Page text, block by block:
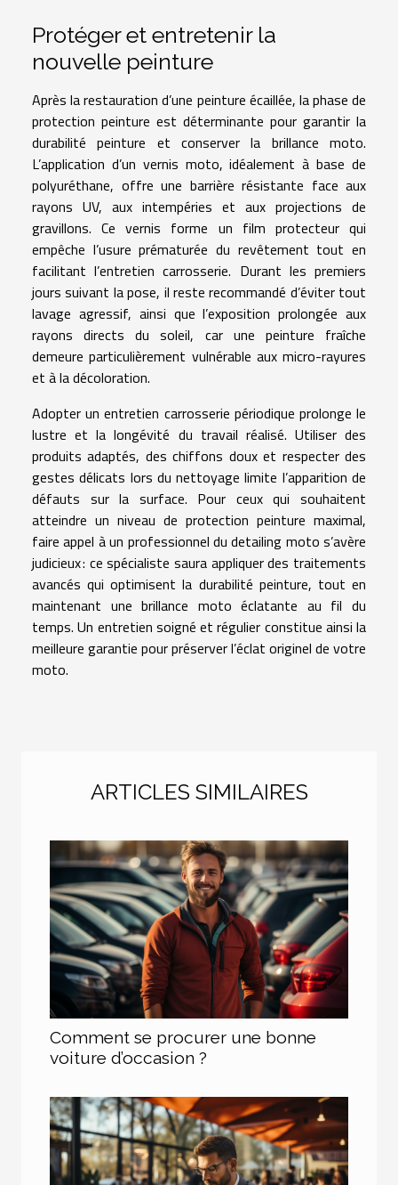
Protéger et entretenir la
nouvelle peinture
Après la restauration d’une peinture écaillée, la phase de
protection peinture est déterminante pour garantir la
durabilité peinture et conserver la brillance moto.
L’application d’un vernis moto, idéalement à base de
polyuréthane, offre une barrière résistante face aux
rayons UV, aux intempéries et aux projections de
gravillons. Ce vernis forme un film protecteur qui
empêche l’usure prématurée du revêtement tout en
facilitant l’entretien carrosserie. Durant les premiers
jours suivant la pose, il reste recommandé d’éviter tout
lavage agressif, ainsi que l’exposition prolongée aux
rayons directs du soleil, car une peinture fraîche
demeure particulièrement vulnérable aux micro-rayures
et à la décoloration.
Adopter un entretien carrosserie périodique prolonge le
lustre et la longévité du travail réalisé. Utiliser des
produits adaptés, des chiffons doux et respecter des
gestes délicats lors du nettoyage limite l’apparition de
défauts sur la surface. Pour ceux qui souhaitent
atteindre un niveau de protection peinture maximal,
faire appel à un professionnel du detailing moto s’avère
judicieux : ce spécialiste saura appliquer des traitements
avancés qui optimisent la durabilité peinture, tout en
maintenant une brillance moto éclatante au fil du
temps. Un entretien soigné et régulier constitue ainsi la
meilleure garantie pour préserver l’éclat originel de votre
moto.
ARTICLES SIMILAIRES
Comment se procurer une bonne
voiture d’occasion ?